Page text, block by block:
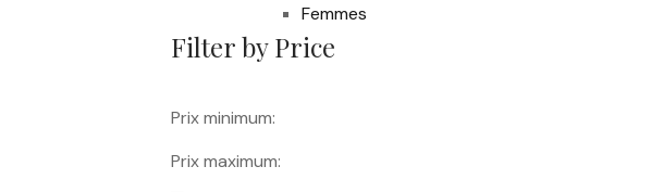
Femmes
Filter by Price
Prix minimum:
Prix maximum: